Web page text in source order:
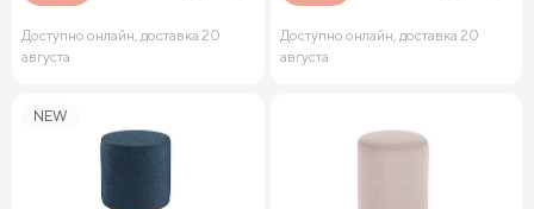
Доступно онлайн, доставка 20
августа
Доступно онлайн, доставка 20
августа
NEW